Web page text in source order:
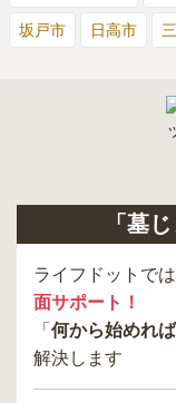
坂戸市 日高市
「墓
ライフドットでは
面サポート！
「 何から始めれ
解決します